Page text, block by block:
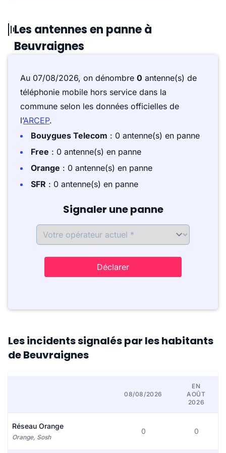
Les antennes en panne à
Beuvraignes
Au 07/08/2026, on dénombre 0 antenne(s) de
téléphonie mobile hors service dans la
commune selon les données officielles de
l’ARCEP.
Bouygues Telecom : 0 antenne(s) en panne
Free : 0 antenne(s) en panne
Orange : 0 antenne(s) en panne
SFR : 0 antenne(s) en panne
Signaler une panne
Déclarer
Les incidents signalés par les habitants
de Beuvraignes
08/08/2026
EN
AOÛT
2026
Réseau Orange
Orange, Sosh
0 0